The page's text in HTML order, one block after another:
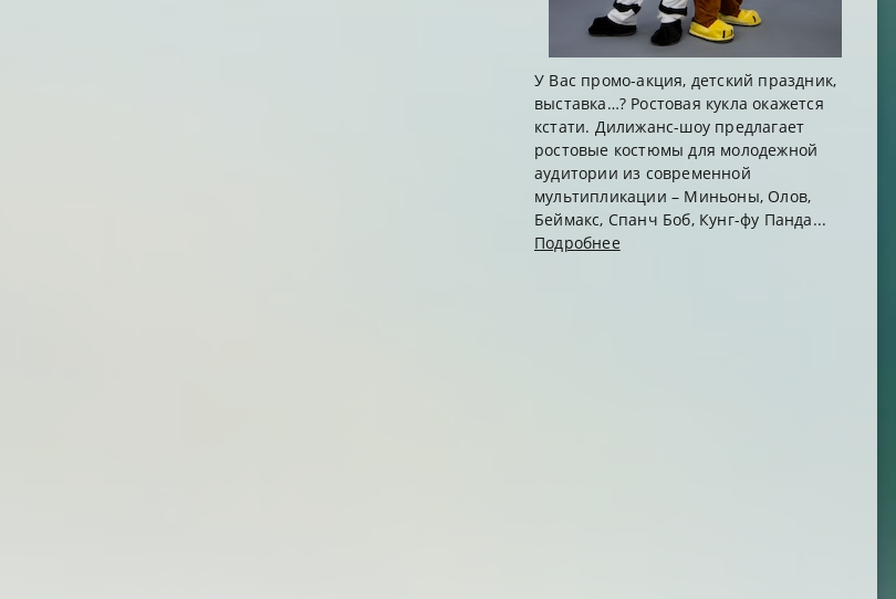
У Вас промо-акция, детский праздник,
выставка…? Ростовая кукла окажется
кстати. Дилижанс-шоу предлагает
ростовые костюмы для молодежной
аудитории из современной
мультипликации – Миньоны, Олов,
Беймакс, Спанч Боб, Кунг-фу Панда...
Подробнее